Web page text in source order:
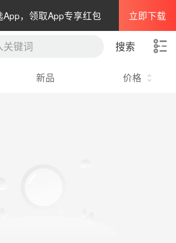
，领取App专享红包 立即下载
关键词 搜索
新品 价格